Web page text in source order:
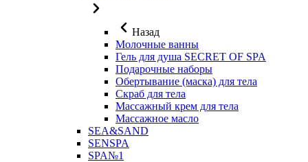
Назад
Молочные ванны
Гель для душа SECRET OF SPA
Подарочные наборы
Обертывание (маска) для тела
Скраб для тела
Массажный крем для тела
Массажное масло
SEA&SAND
SENSPA
SPA№1